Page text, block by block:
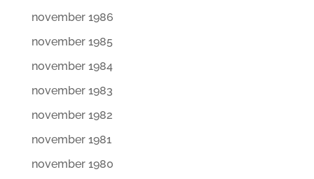
november 1986
november 1985
november 1984
november 1983
november 1982
november 1981
november 1980